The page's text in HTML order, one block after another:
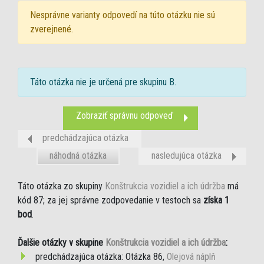
Nesprávne varianty odpovedí na túto otázku nie sú
zverejnené.
Táto otázka nie je určená pre skupinu B.
Zobraziť správnu odpoveď
predchádzajúca otázka
nasledujúca otázka
náhodná otázka
Táto otázka zo skupiny Konštrukcia vozidiel a ich údržba má
kód 87; za jej správne zodpovedanie v testoch sa získa 1
bod.
Ďalšie otázky v skupine Konštrukcia vozidiel a ich údržba:
predchádzajúca otázka: Otázka 86, Olejová náplň